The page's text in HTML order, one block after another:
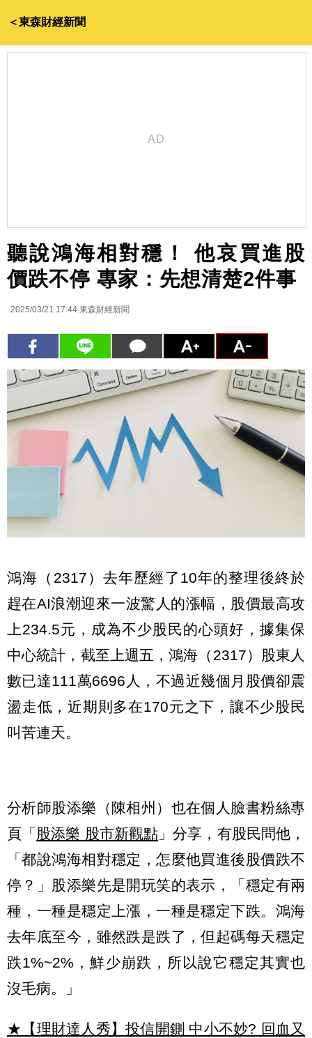
＜東森財經新聞
聽說鴻海相對穩！ 他哀買進股
價跌不停 專家：先想清楚2件事
2025/03/21 17:44 東森財經新聞
鴻海（2317）去年歷經了10年的整理後終於
趕在AI浪潮迎來一波驚人的漲幅，股價最高攻
上234.5元，成為不少股民的心頭好，據集保
中心統計，截至上週五，鴻海（2317）股東人
數已達111萬6696人，不過近幾個月股價卻震
盪走低，近期則多在170元之下，讓不少股民
叫苦連天。
分析師股添樂（陳相州）也在個人臉書粉絲專
頁「 股添樂 股市新觀點 」分享，有股民問他，
「都說鴻海相對穩定，怎麼他買進後股價跌不
停？」股添樂先是開玩笑的表示，「穩定有兩
種，一種是穩定上漲，一種是穩定下跌。鴻海
去年底至今，雖然跌是跌了，但起碼每天穩定
跌1%~2%，鮮少崩跌，所以說它穩定其實也
沒毛病。」
★【理財達人秀】投信開鍘 中小不妙? 回血又